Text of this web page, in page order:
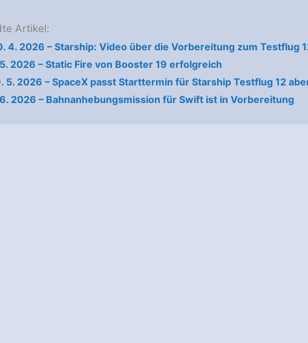
Artikel:
4. 2026 – Starship: Video über die Vorbereitung zum Testflug
2026 – Static Fire von Booster 19 erfolgreich
5. 2026 – SpaceX passt Starttermin für Starship Testflug 12
2026 – Bahnanhebungsmission für Swift ist in Vorbereitung